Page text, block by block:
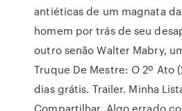
antiéticas de um magnata
homem por trás de seu
outro senão Walter Mabry,
Truque De Mestre: O 2º Ato
dias grátis. Trailer. Minha
Compartilhar. Algo errado